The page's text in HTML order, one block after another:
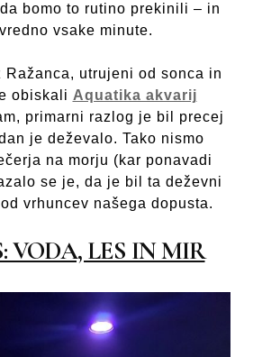
bomo to rutino prekinili – in
vsake minute.
Ražanca, utrujeni od sonca in
obiskali Aquatika akvarij
primarni razlog je bil precej
je deževalo. Tako nismo
na morju (kar ponavadi
se je, da je bil ta deževni
vrhuncev našega dopusta.
VODA, LES IN MIR